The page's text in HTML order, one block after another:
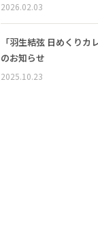
2026.02.03
「羽生結弦 日めくりカ
のお知らせ
2025.10.23